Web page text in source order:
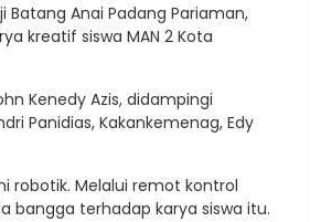
Batang Anai Padang Pariaman,
kreatif siswa MAN 2 Kota
Kenedy Azis, didampingi
Panidias, Kakankemenag, Edy
robotik. Melalui remot kontrol
bangga terhadap karya siswa itu.